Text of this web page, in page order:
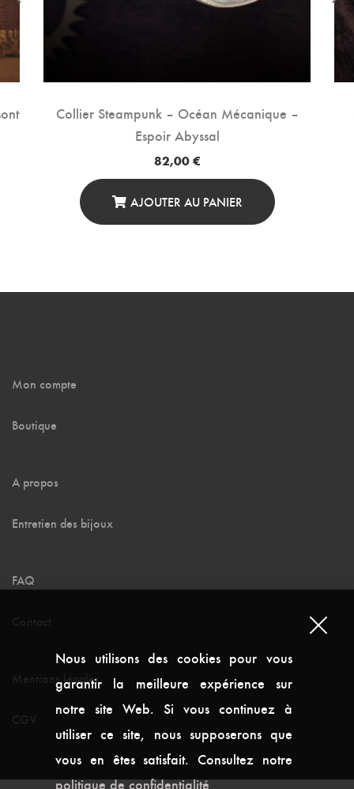
Collier Steampunk – Océan Mécanique –
Espoir Abyssal
82,00€
AJOUTER AU PANIER
Mon compte
Boutique
A propos
Entretien des bijoux
FAQ
Mentions légales
Nous utilisons des cookies pour vous
garantir la meilleure expérience sur
notre site Web. Si vous continuez à
utiliser ce site, nous supposerons que
vous en êtes satisfait. Consultez notre
politique de confidentialité